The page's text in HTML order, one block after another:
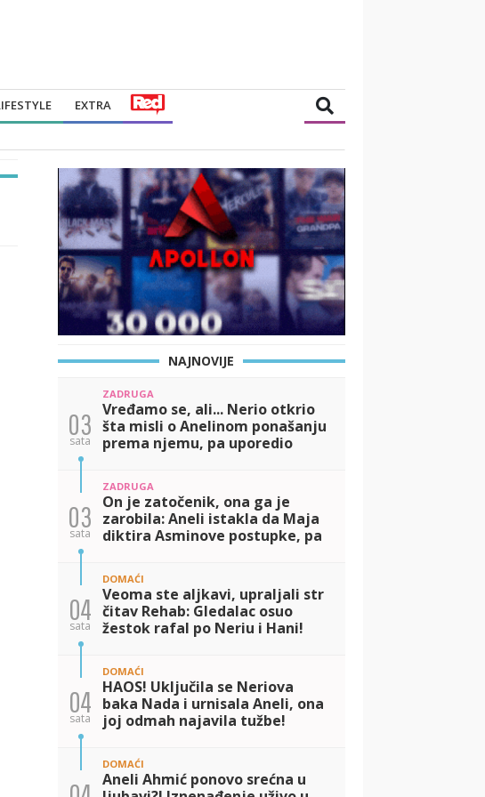
EXTRA
NAJNOVIJE
03
sata
ZADRUGA
Vređamo se, ali... Nerio otkrio
šta misli o Anelinom ponašanju
prema njemu, pa uporedio
03
sata
ZADRUGA
On je zatočenik, ona ga je
zarobila: Aneli istakla da Maja
diktira Asminove postupke, pa
prijatelji odrekli! (VIDEO)
04
sata
DOMAĆI
Veoma ste aljkavi, upraljali str
čitav Rehab: Gledalac osuo
žestok rafal po Neriu i Hani!
04
sata
DOMAĆI
HAOS! Uključila se Neriova
baka Nada i urnisala Aneli, ona
joj odmah najavila tužbe!
DOMAĆI
Aneli Ahmić ponovo srećna u